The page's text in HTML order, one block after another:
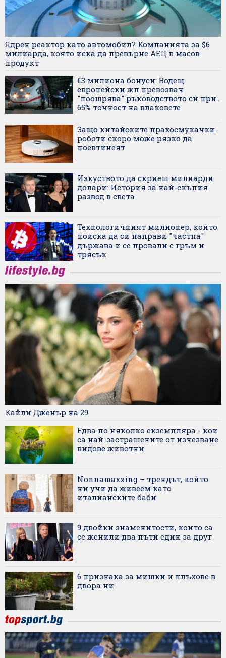
Ядрен реактор като автомобил? Компанията за $6
милиарда, която иска да превърне АЕЦ в масов
продукт
€3 милиона бонуси: Водещ
европейски жп превозвач
"поощрява" ръководството си при...
65% точност на влаковете
Защо китайските прахосмукачки
роботи скоро може рязко да
поевтинеят
Изкуството да скриеш милиарди
долари: История за най-скъпия
развод в света
Технологичният милионер, който
поиска да си направи "частна"
държава и се провали с гръм и
трясък
Кайли Дженър на 29
Едва по няколко екземпляра - кои
са най-застрашените от изчезване
видове животни
Nonnamaxxing – трендът, който
ни учи да живеем като
италианските баби
9 двойки знаменитости, които са
се женили два пъти един за друг
6 признака за мишки и плъхове в
двора ни